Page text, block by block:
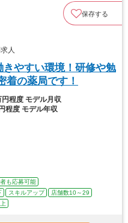
保存する
人
きやすい環境！研修や勉
着の薬局です！
円程度 モデル月収
程度 モデル年収
も応募可能
スキルアップ
店舗数10～29